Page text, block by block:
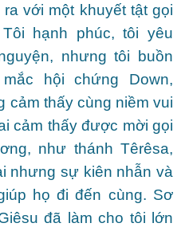
với một khuyết tật gọi
hạnh phúc, tôi yêu
nhưng tôi buồn
hội chứng Down,
cảm thấy cùng niềm vui
cảm thấy được mời gọi
như thánh Têrêsa,
nhưng sự kiên nhẫn và
họ đi đến cùng. Sơ
đã làm cho tôi lớn